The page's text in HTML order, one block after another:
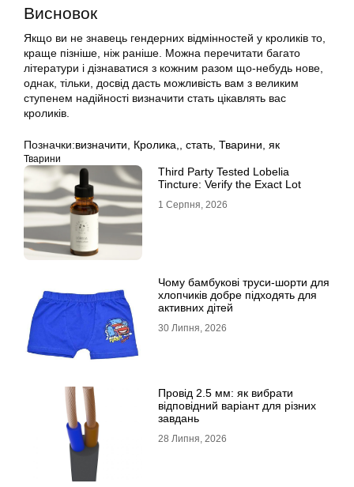
Висновок
Якщо ви не знавець гендерних відмінностей у кроликів то,
краще пізніше, ніж раніше. Можна перечитати багато
літератури і дізнаватися з кожним разом що-небудь нове,
однак, тільки, досвід дасть можливість вам з великим
ступенем надійності визначити стать цікавлять вас
кроликів.
Позначки:визначити Кролика, стать Тварини як
Тварини
Third Party Tested Lobelia
Tincture: Verify the Exact Lot
1 Серпня, 2026
Чому бамбукові труси-шорти для
хлопчиків добре підходять для
активних дітей
30 Липня, 2026
Провід 2.5 мм: як вибрати
відповідний варіант для різних
завдань
28 Липня, 2026